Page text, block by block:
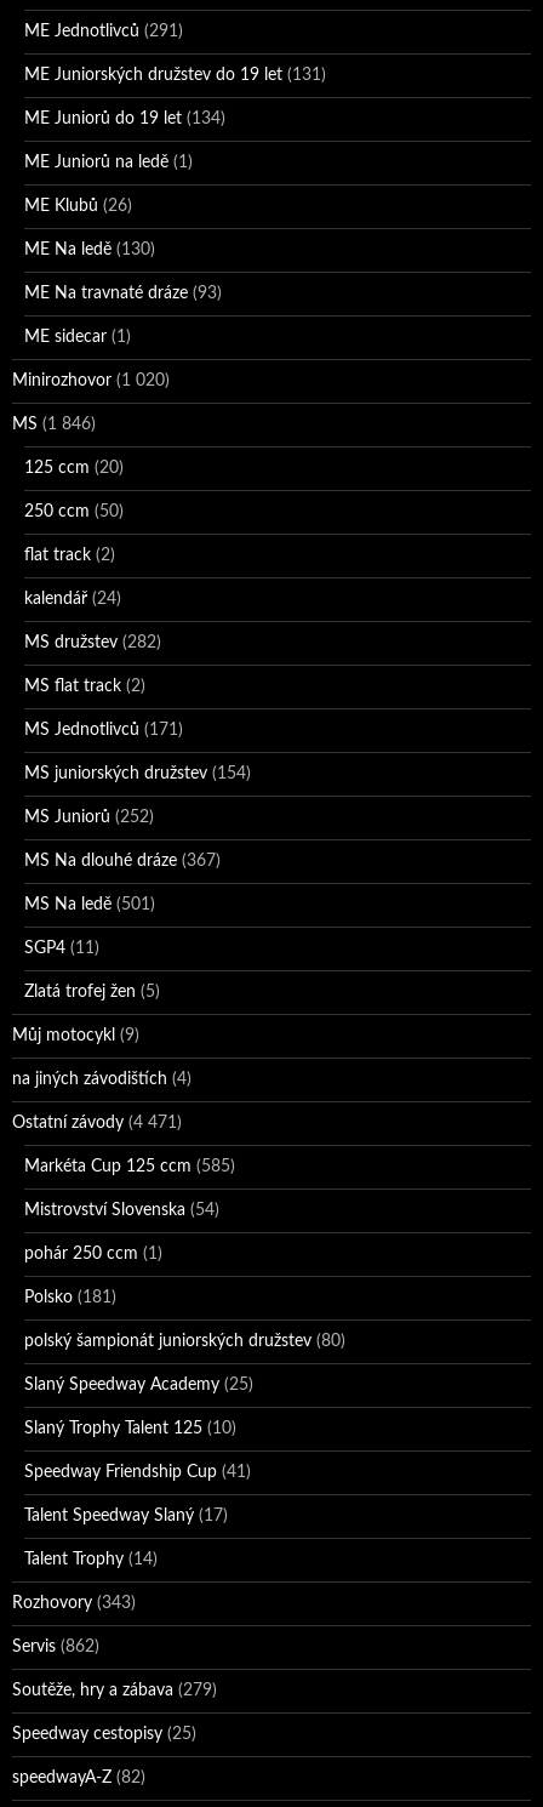
ME Jednotlivců (291)
ME Juniorských družstev do 19 let (131)
ME Juniorů do 19 let (134)
ME Juniorů na ledě (1)
ME Klubů (26)
ME Na ledě (130)
ME Na travnaté dráze (93)
ME sidecar (1)
Minirozhovor (1 020)
MS (1 846)
125 ccm (20)
250 ccm (50)
flat track (2)
kalendář (24)
MS družstev (282)
MS flat track (2)
MS Jednotlivců (171)
MS juniorských družstev (154)
MS Juniorů (252)
MS Na dlouhé dráze (367)
MS Na ledě (501)
SGP4 (11)
Zlatá trofej žen (5)
Můj motocykl (9)
na jiných závodištích (4)
Ostatní závody (4 471)
Markéta Cup 125 ccm (585)
Mistrovství Slovenska (54)
pohár 250 ccm (1)
Polsko (181)
polský šampionát juniorských družstev (80)
Slaný Speedway Academy (25)
Slaný Trophy Talent 125 (10)
Speedway Friendship Cup (41)
Talent Speedway Slaný (17)
Talent Trophy (14)
Rozhovory (343)
Servis (862)
Soutěže, hry a zábava (279)
Speedway cestopisy (25)
speedwayA-Z (82)